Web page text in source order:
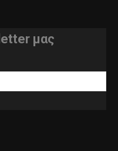
μας